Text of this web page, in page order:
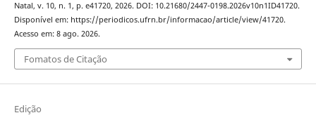
Natal, v. 10, n. 1, p. e41720, 2026. DOI: 10.21680/2447-0198.2026v10n1ID41720.
Disponível em: https://periodicos.ufrn.br/informacao/article/view/41720.
Acesso em: 8 ago. 2026.
Fomatos de Citação
Edição